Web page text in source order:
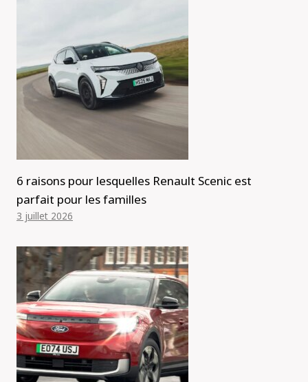
6 raisons pour lesquelles Renault Scenic est
parfait pour les familles
3 juillet 2026